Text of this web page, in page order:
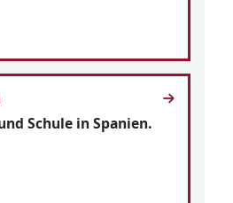
Schule in Spanien.